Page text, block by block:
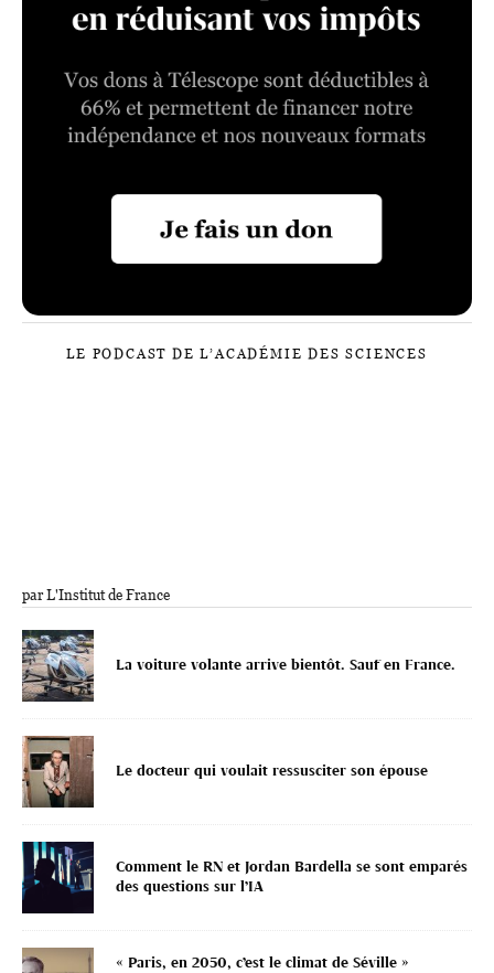
LE PODCAST DE L’ACADÉMIE DES SCIENCES
par L'Institut de France
La voiture volante arrive bientôt. Sauf en France.
Le docteur qui voulait ressusciter son épouse
Comment le RN et Jordan Bardella se sont emparés
des questions sur l’IA
« Paris, en 2050, c’est le climat de Séville »